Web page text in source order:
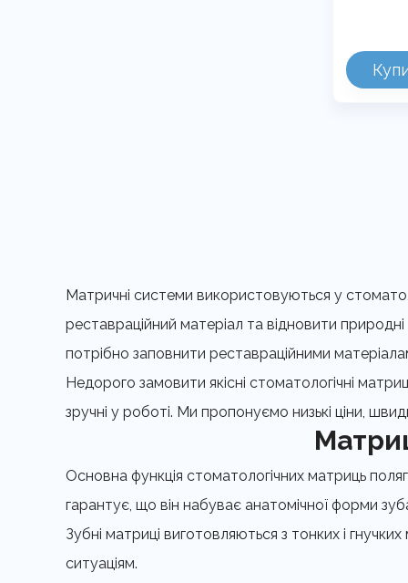
товар
має
Матричні системи використовуються у
реставраційний матеріал та відновити
потрібно заповнити реставраційними
Недорого замовити якісні стоматологічні
зручні у роботі. Ми пропонуємо низькі ціни,
Основна функція стоматологічних матриць
гарантує, що він набуває анатомічної форми
Зубні матриці виготовляються з тонких і
ситуаціям.